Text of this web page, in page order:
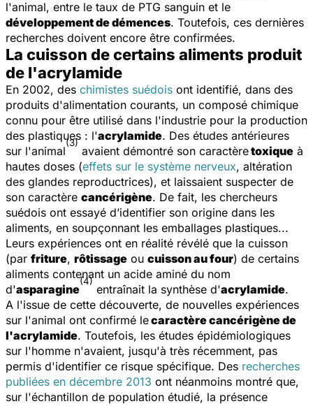
l'animal, entre le taux de PTG sanguin et le
développement de démences. Toutefois, ces dernières
recherches doivent encore être confirmées.
La cuisson de certains aliments produit
de l'acrylamide
En 2002, des chimistes suédois ont identifié, dans des
produits d'alimentation courants, un composé chimique
connu pour être utilisé dans l'industrie pour la production
des plastiques : l'acrylamide. Des études antérieures
sur l'animal
(3)
avaient démontré son caractèretoxique à
hautes doses (effets sur le système nerveux, altération
des glandes reproductrices), et laissaient suspecter de
son caractère cancérigène. De fait, les chercheurs
suédois ont essayé d’identifier son origine dans les
aliments, en soupçonnant les emballages plastiques...
Leurs expériences ont en réalité révélé que la cuisson
(par friture, rôtissage ou cuisson au four) de certains
aliments contenant un acide aminé du nom
d'asparagine
(4)
entraînait la synthèse d'acrylamide.
A l'issue de cette découverte, de nouvelles expériences
sur l'animal ont confirmé lecaractère cancérigène de
l'acrylamide. Toutefois, les études épidémiologiques
sur l'homme n'avaient, jusqu'à très récemment, pas
permis d'identifier ce risque spécifique. Des recherches
publiées en décembre 2013 ont néanmoins montré que,
sur l'échantillon de population étudié, la présence